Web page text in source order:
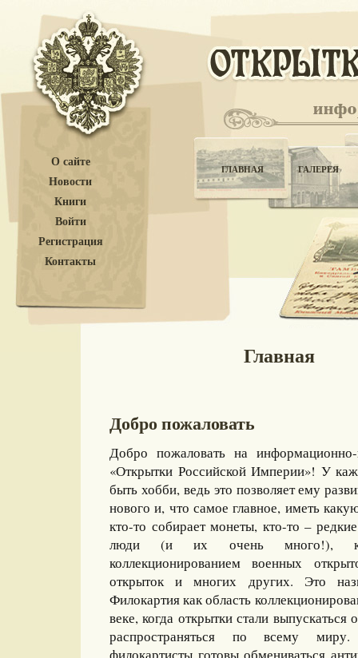
О сайте
Новости
Книги
Войти
Регистрация
Контакты
ГЛАВНАЯ ГАЛЕРЕЯ
Главная
Добро пожаловать
Добро пожаловать на информационно-
«Открытки Российской Империи»! У
быть хобби, ведь это позволяет ему
нового и, что самое главное, иметь
кто-то собирает монеты, кто-то –
люди (и их очень много!),
коллекционированием военных
открыток и многих других. Это
Филокартия как область
веке, когда открытки стали
распространяться по всему